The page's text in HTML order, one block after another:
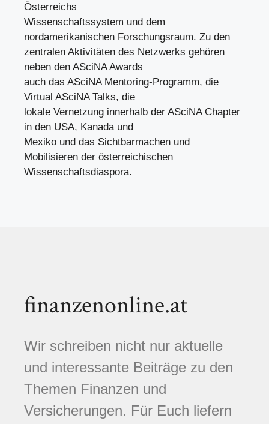
Österreichs
Wissenschaftssystem und dem
nordamerikanischen Forschungsraum. Zu den
zentralen Aktivitäten des Netzwerks gehören
neben den ASciNA Awards
auch das ASciNA Mentoring-Programm, die
Virtual ASciNA Talks, die
lokale Vernetzung innerhalb der ASciNA Chapter
in den USA, Kanada und
Mexiko und das Sichtbarmachen und
Mobilisieren der österreichischen
Wissenschaftsdiaspora.
finanzenonline.at
Wir schreiben nicht nur aktuelle
und interessante Beiträge zu den
Themen Finanzen und
Versicherungen. Für Euch liefern